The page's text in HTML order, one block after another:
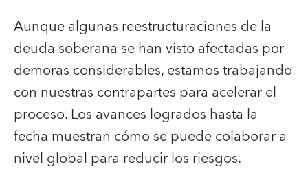
Aunque algunas reestructuraciones de la
deuda soberana se han visto afectadas por
demoras considerables, estamos trabajando
con nuestras contrapartes para acelerar el
proceso. Los avances logrados hasta la
fecha muestran cómo se puede colaborar a
nivel global para reducir los riesgos.